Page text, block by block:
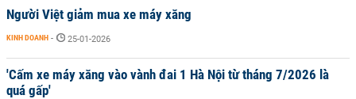
Người Việt giảm mua xe máy xăng
KINH DOANH - 25-01-2026
'Cấm xe máy xăng vào vành đai 1 Hà Nội từ tháng 7/2026 là
quá gấp'